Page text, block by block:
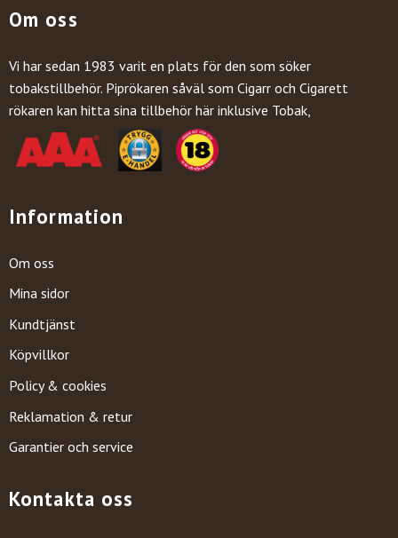
Om oss
Vi har sedan 1983 varit en plats för den som söker
tobakstillbehör. Piprökaren såväl som Cigarr och Cigarett
rökaren kan hitta sina tillbehör här inklusive Tobak,
Information
Om oss
Mina sidor
Kundtjänst
Köpvillkor
Policy & cookies
Reklamation & retur
Garantier och service
Kontakta oss